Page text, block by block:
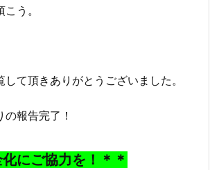
う。
て頂きありがとうございました。
報告完了！
にご協力を！＊＊